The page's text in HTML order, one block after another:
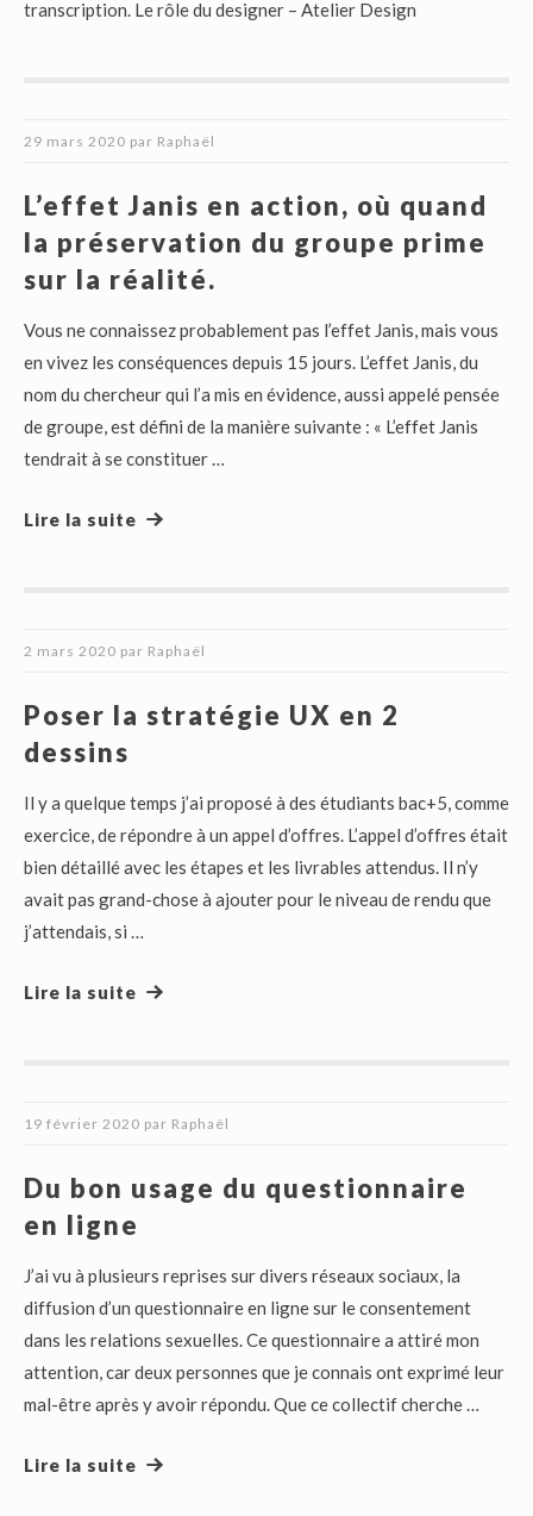
transcription. Le rôle du designer – Atelier Design
29 mars 2020 par Raphaël
L’effet Janis en action, où quand
la préservation du groupe prime
sur la réalité.
Vous ne connaissez probablement pas l’effet Janis, mais vous
en vivez les conséquences depuis 15 jours. L’effet Janis, du
nom du chercheur qui l’a mis en évidence, aussi appelé pensée
de groupe, est défini de la manière suivante : « L’effet Janis
tendrait à se constituer …
Lire la suite
2 mars 2020 par Raphaël
Poser la stratégie UX en 2
dessins
Il y a quelque temps j’ai proposé à des étudiants bac+5, comme
exercice, de répondre à un appel d’offres. L’appel d’offres était
bien détaillé avec les étapes et les livrables attendus. Il n’y
avait pas grand-chose à ajouter pour le niveau de rendu que
j’attendais, si …
Lire la suite
19 février 2020 par Raphaël
Du bon usage du questionnaire
en ligne
J’ai vu à plusieurs reprises sur divers réseaux sociaux, la
diffusion d’un questionnaire en ligne sur le consentement
dans les relations sexuelles. Ce questionnaire a attiré mon
attention, car deux personnes que je connais ont exprimé leur
mal-être après y avoir répondu. Que ce collectif cherche …
Lire la suite